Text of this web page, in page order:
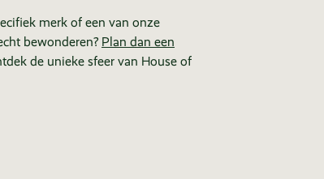
merk of een van onze
bewonderen? Plan dan een
de unieke sfeer van House of